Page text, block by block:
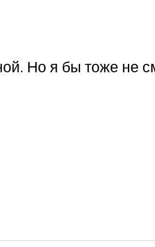
Но я бы тоже не